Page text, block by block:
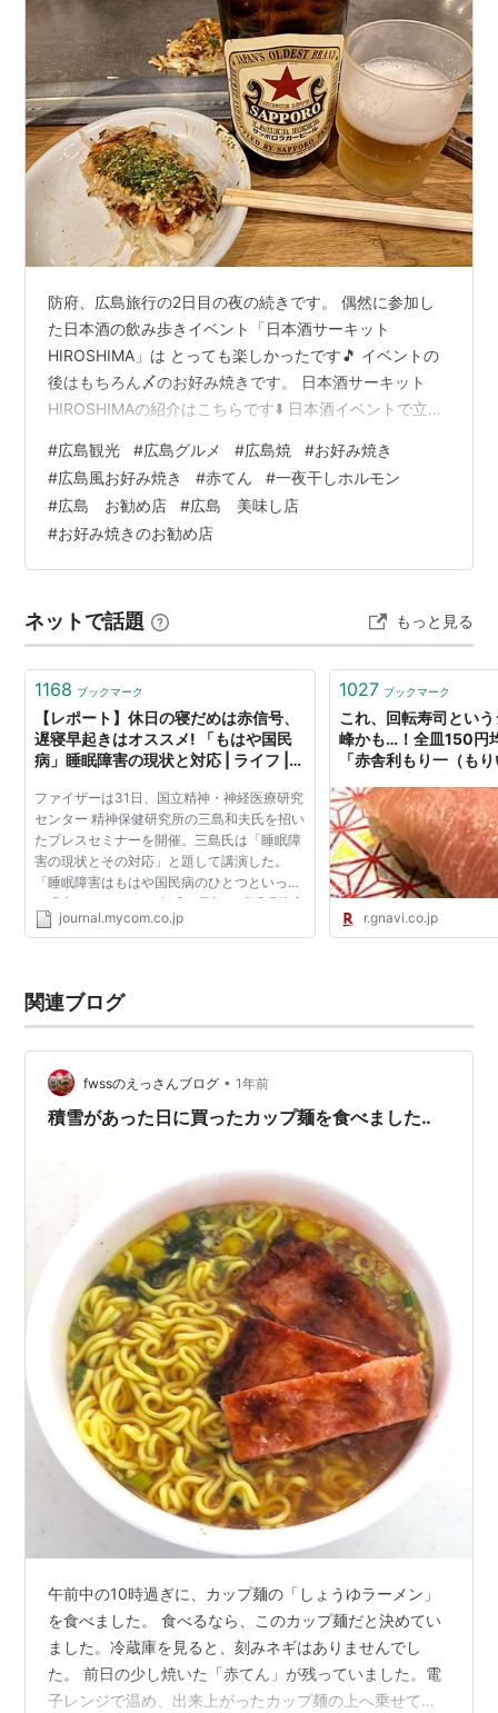
防府、広島旅行の2日目の夜の続きです。 偶然に参加し
た日本酒の飲み歩きイベント「日本酒サーキット
HIROSHIMA」は とっても楽しかったです🎵 イベントの
後はもちろん〆のお好み焼きです。 日本酒サーキット
HIROSHIMAの紹介はこちらです⬇️ 日本酒イベントで立ち
に来ました。 壁一面の色紙が人気店を物語ってます👍 お
店は明るくて綺麗です。 鉄板前のカウンターに案内され
ました。まずは何か摘まみながらビールを飲みましょ
う。 「赤てん」魚肉のすり身に唐辛子を練り合わせ、パ
ン粉を表面にまぶして揚げた天ぷら。 「赤てん」初めて
#広島観光 #広島グルメ #広島焼 #お好み焼き
#広島風お好み焼き #赤てん #一夜干しホルモン
#広島 お勧め店 #広島 美味し店
#お好み焼きのお勧め店
ネットで話題 もっと見る
1168 ブックマーク
【レポート】休日の寝だめは赤信号、
遅寝早起きはオススメ! 「もはや国民
病」睡眠障害の現状と対応 | ライフ |
ファイザーは31日、国立精神・神経医療研究
センター 精神保健研究所の三島和夫氏を招い
たプレスセミナーを開催。三島氏は「睡眠障
害の現状とその対応」と題して講演した。
「睡眠障害はもはや国民病のひとつといって
も過言ではない」 三島氏は最初に「睡眠障害
はもはや国民病のひとつといっても過言では
journal.mycom.co.jp
1027 ブックマーク
これ、回転寿司とい
峰かも…！全皿150円
「赤舎利もり一（も
んなのごはん
r.gnavi.co.jp
関連ブログ
fwssのえっさんブログ • 1年前
積雪があった日に買ったカップ麺を食べました‥
午前中の10時過ぎに、カップ麺の「しょうゆラーメン」
を食べました。 食べるなら、このカップ麺だと決めてい
ました。冷蔵庫を見ると、刻みネギはありませんでし
た。 前日の少し焼いた「赤てん」が残っていました。電
子レンジで温め、出来上がったカップ麺の上へ乗せて、